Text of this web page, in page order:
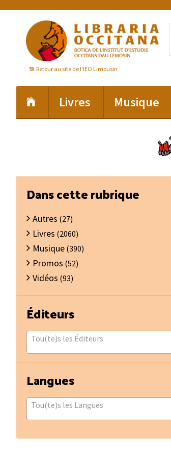
navigation
principale
contenu
principal
Retour au site de l'IEO Limousin
Livres Musique
Barre
latérale
principale
Dans cette rubrique
Autres (27)
Livres (2060)
Musique (390)
Promos (52)
Vidéos (93)
Éditeurs
Tou(te)s les Éditeurs
Langues
Tou(te)s les Langues